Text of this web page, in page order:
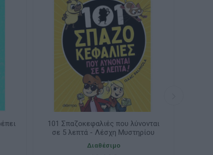
101 Σπαζοκεφαλιές που λύνονται
σε 5 λεπτά - Λέσχη Μυστηρίου
Σέργουφ Χολμς Ν.1
Διαθέσιμο